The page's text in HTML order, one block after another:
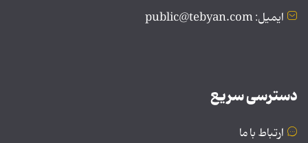
ایمیل: public@tebyan.com
دسترسی سریع
ارتباط با ما